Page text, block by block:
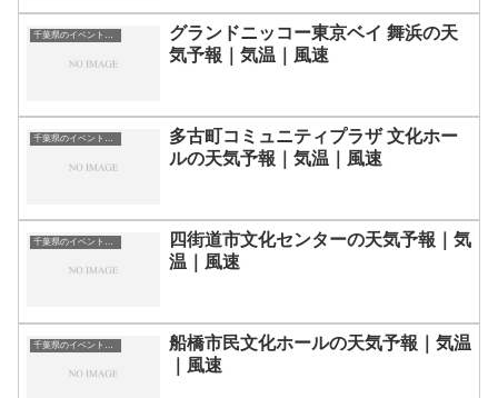
千葉県のイベント会場一覧
グランドニッコー東京ベイ 舞浜の天
気予報｜気温｜風速
千葉県のイベント会場一覧
多古町コミュニティプラザ 文化ホー
ルの天気予報｜気温｜風速
千葉県のイベント会場一覧
四街道市文化センターの天気予報｜気
温｜風速
船橋市民文化ホールの天気予報｜気温
｜風速